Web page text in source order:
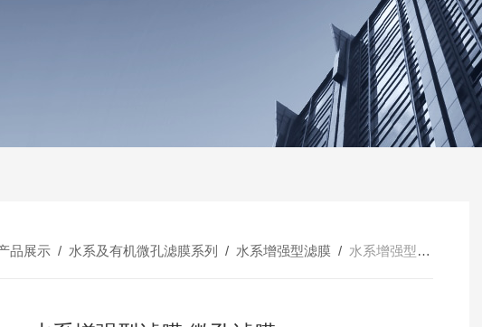
品展示/ 水系及有机微孔滤膜系列 / 水系增强型滤膜 / 水系增强型滤膜 微孔滤膜